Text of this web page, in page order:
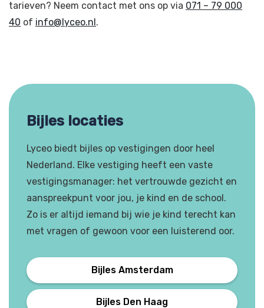
tarieven? Neem contact met ons op via 071 – 79 000
40 of info@lyceo.nl.
Bijles locaties
Lyceo biedt bijles op vestigingen door heel
Nederland. Elke vestiging heeft een vaste
vestigingsmanager: het vertrouwde gezicht en
aanspreekpunt voor jou, je kind en de school.
Zo is er altijd iemand bij wie je kind terecht kan
met vragen of gewoon voor een luisterend oor.
Bijles Amsterdam
Bijles Den Haag